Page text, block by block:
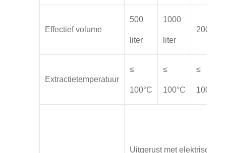
Effectief volume
500
liter
1000
liter
2000L
Extractietemperatuur
≤
100°C
≤
100°C
≤
100°C
Uitgerust met elektrische